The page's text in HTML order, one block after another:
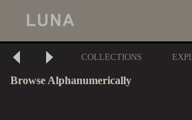
COLLECTIONS
Browse Alphanumerically